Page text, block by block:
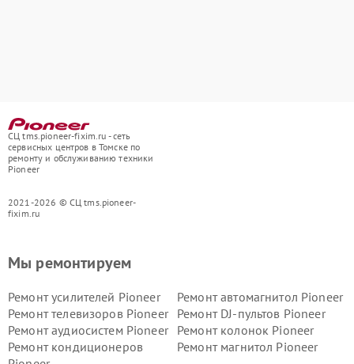
СЦ tms.pioneer-fixim.ru - сеть
сервисных центров в Томске по
ремонту и обслуживанию техники
Pioneer
2021-2026 © СЦ tms.pioneer-
fixim.ru
Мы ремонтируем
Ремонт усилителей Pioneer
Ремонт автомагнитол Pioneer
Ремонт телевизоров Pioneer
Ремонт DJ-пультов Pioneer
Ремонт аудиосистем Pioneer
Ремонт колонок Pioneer
Ремонт кондиционеров
Ремонт магнитол Pioneer